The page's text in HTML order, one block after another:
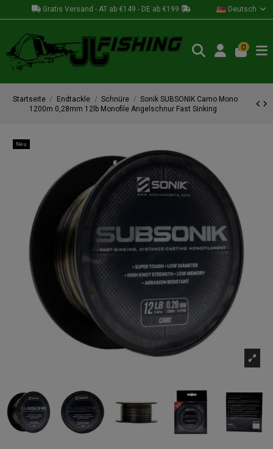
Gratis Versand - AT ab €149 - DE ab €199 Deutsch
0
Startseite Endtackle Schnüre
Sonik SUBSONIK Camo Mono
1200m 0,28mm 12lb Monofile Angelschnur Fast Sinking
Neu